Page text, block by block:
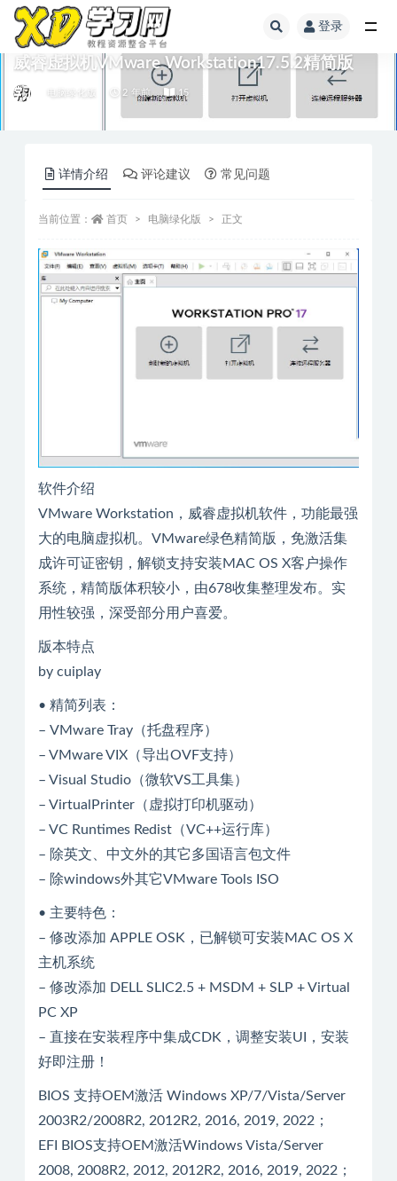
登录
威睿虚拟机VMware Workstation17.5.2精简版
电脑绿化版 2 年前 15
详情介绍 评论建议 常见问题
当前位置： 首页 电脑绿化版 正文
软件介绍
VMware Workstation，威睿虚拟机软件，功能最强
大的电脑虚拟机。VMware绿色精简版，免激活集
成许可证密钥，解锁支持安装MAC OS X客户操作
系统，精简版体积较小，由678收集整理发布。实
用性较强，深受部分用户喜爱。
版本特点
by cuiplay
• 精简列表：
– VMware Tray（托盘程序）
– VMware VIX（导出OVF支持）
– Visual Studio（微软VS工具集）
– VirtualPrinter（虚拟打印机驱动）
– VC Runtimes Redist（VC++运行库）
– 除英文、中文外的其它多国语言包文件
– 除windows外其它VMware Tools ISO
• 主要特色：
– 修改添加 APPLE OSK，已解锁可安装MAC OS X
主机系统
– 修改添加 DELL SLIC2.5 + MSDM + SLP + Virtual
PC XP
– 直接在安装程序中集成CDK，调整安装UI，安装
好即注册！
BIOS 支持OEM激活 Windows XP/7/Vista/Server
2003R2/2008R2, 2012R2, 2016, 2019, 2022；
EFI BIOS支持OEM激活Windows Vista/Server
2008, 2008R2, 2012, 2012R2, 2016, 2019, 2022；